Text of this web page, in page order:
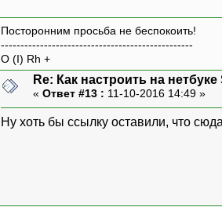
Посторонним просьба не беспокоить!
-------------------------------------------------
O (I) Rh +
Re: Как настроить на
« Ответ #13 : 11-10-2016 14:49 »
Ну хоть бы ссылку оставили, что